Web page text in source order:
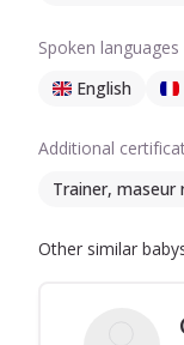
Spoken languages
English
Additional
Trainer, maseur
Other similar